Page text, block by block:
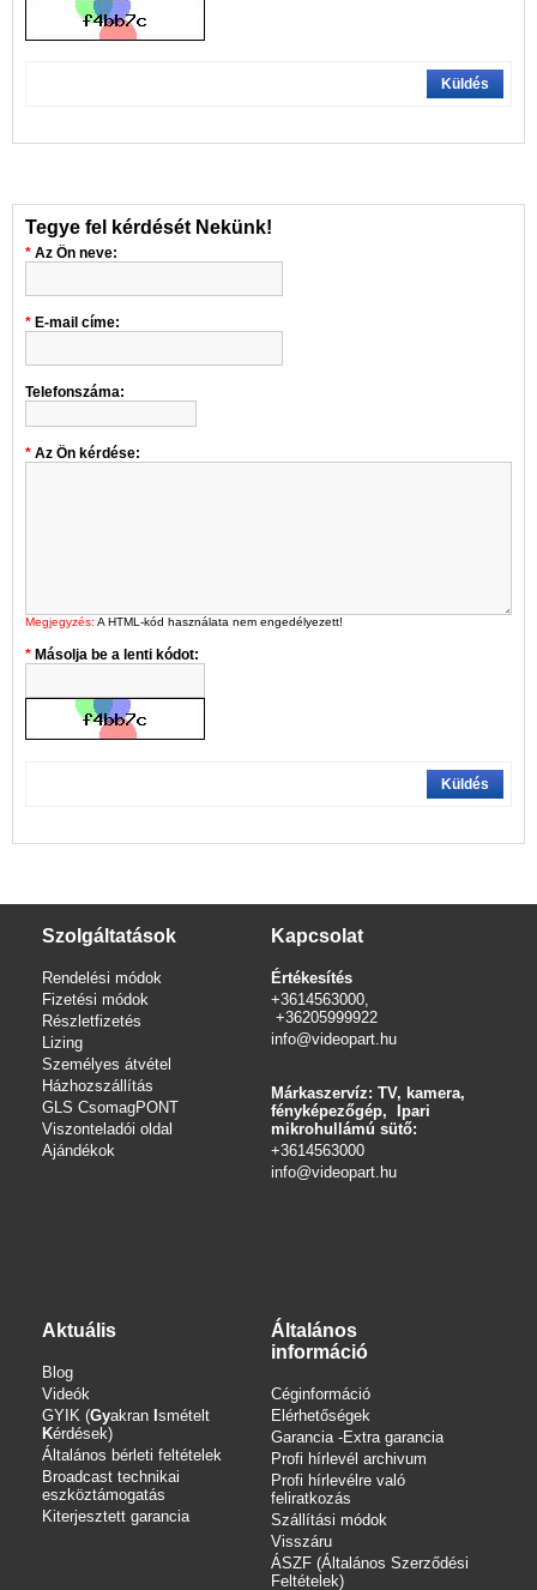
Küldés
Tegye fel kérdését Nekünk!
Az Ön neve:
E-mail címe:
Telefonszáma:
Az Ön kérdése:
Megjegyzés: A HTML-kód használata nem engedélyezett!
Másolja be a lenti kódot:
Küldés
Szolgáltatások
Rendelési módok
Fizetési módok
Részletfizetés
Lizing
Személyes átvétel
Házhozszállítás
GLS CsomagPONT
Viszonteladói oldal
Ajándékok
Kapcsolat
Értékesítés
+3614563000,
+36205999922
info@videopart.hu
Márkaszervíz: TV, kamera,
fényképezőgép, Ipari
mikrohullámú sütő:
+3614563000
info@videopart.hu
Aktuális
Blog
Videók
GYIK (Gyakran Ismételt
Kérdések)
Általános bérleti feltételek
Broadcast technikai
eszköztámogatás
Kiterjesztett garancia
Általános
információ
Céginformáció
Elérhetőségek
Garancia -Extra garancia
Profi hírlevél archivum
Profi hírlevélre való
feliratkozás
Szállítási módok
Visszáru
ÁSZF (Általános Szerződési
Feltételek)